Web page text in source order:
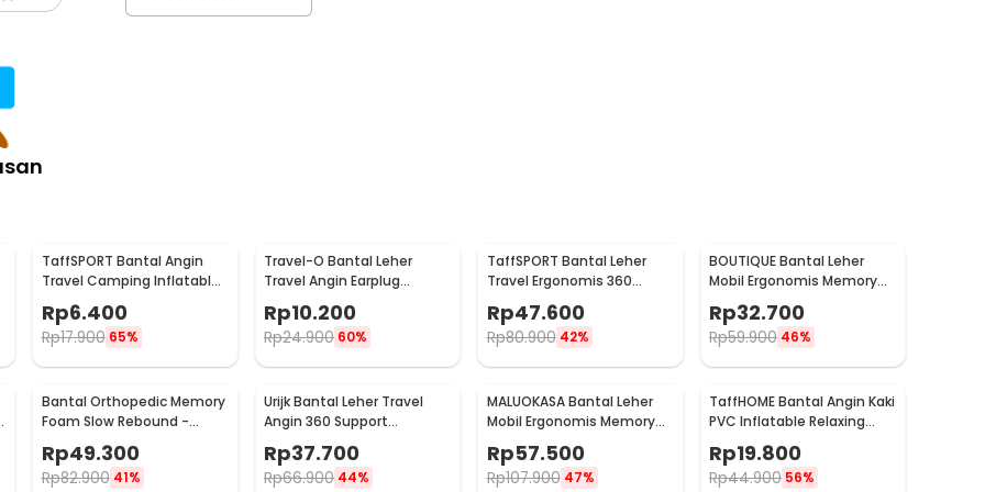
bantal angin ini di rumah ataupun
kaki yang sedang cedera.
TaffHOME ini dapat dikempiskan
Pillow - BAT24
TaffSPORT Bantal Angin
Travel Camping Inflatable
Air Pillow 330x220mm -
XLZT-15
Rp6.400
Rp17.900 65%
Travel-O Bantal Leher
Travel Angin Earplug
Rp10.200
Rp24.900 60%
TaffSPORT Bantal Leher
Travel Ergonomis 360
Support Neck Pillow - NF302
Rp47.600
Rp80.900 42%
BOUTIQUE Bantal Leher
Mobil Ergonomis Memory
Foam Car Headrest Pillow -
CAR247
Rp32.700
Rp59.900 46%
Bantal Orthopedic Memory
Foam Slow Rebound -
Rp49.300
Rp82.900 41%
Urijk Bantal Leher Travel
Angin 360 Support
Inflatable Neck Pillow -
M1345
Rp37.700
Rp66.900 44%
MALUOKASA Bantal Leher
Mobil Ergonomis Memory
M3D
Rp57.500
Rp107.900 47%
TaffHOME Bantal Angin Kaki
PVC Inflatable Relaxing
Pillow - JJ06114
Rp19.800
Rp44.900 56%